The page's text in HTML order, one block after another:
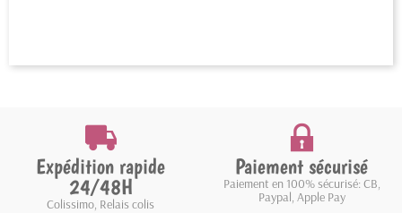
Expédition rapide
24/48H
Colissimo, Relais colis
Paiement sécurisé
Paiement en 100% sécurisé: CB,
Paypal, Apple Pay